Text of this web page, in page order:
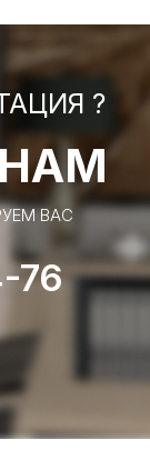
?
ВАС
76